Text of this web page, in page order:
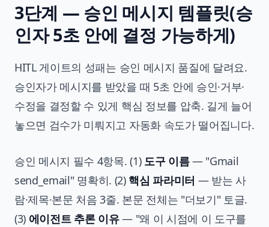
3단계 — 승인 메시지 템플릿(승
인자 5초 안에 결정 가능하게)
HITL 게이트의 성패는 승인 메시지 품질에 달려요.
승인자가 메시지를 받았을 때 5초 안에 승인·거부·
수정을 결정할 수 있게 핵심 정보를 압축. 길게 늘어
놓으면 검수가 미뤄지고 자동화 속도가 떨어집니다.
승인 메시지 필수 4항목. (1) 도구 이름— "Gmail
send_email" 명확히. (2) 핵심 파라미터 — 받는 사
람·제목·본문 처음 3줄. 본문 전체는 "더보기" 토글.
(3) 에이전트 추론 이유— "왜 이 시점에 이 도구를